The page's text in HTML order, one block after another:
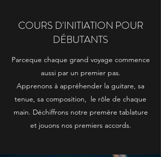
COURS D'INITIATION POUR
DÉBUTANTS
Parceque chaque grand voyage commence
aussi par un premier pas.
Apprenons à appréhender la guitare, sa
tenue, sa composition, le rôle de chaque
main. Déchiffrons notre premère tablature
et jouons nos premiers accords.